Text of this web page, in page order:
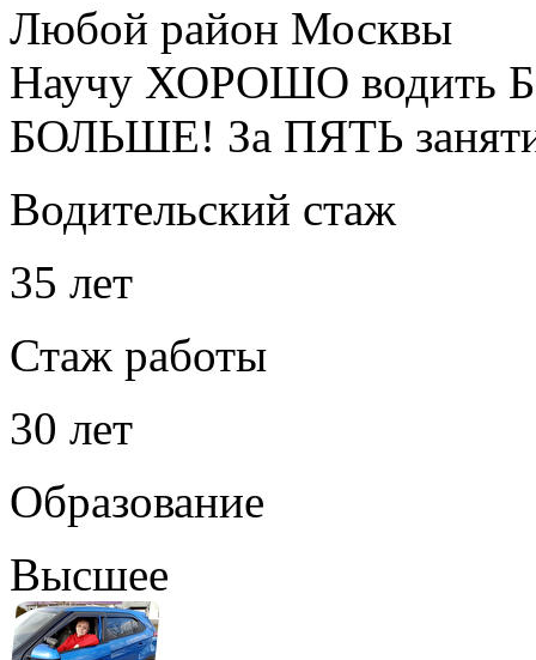
Любой район Москвы
Научу ХОРОШО водить
БОЛЬШЕ! За ПЯТЬ
Водительский стаж
35 лет
Стаж работы
30 лет
Образование
Высшее